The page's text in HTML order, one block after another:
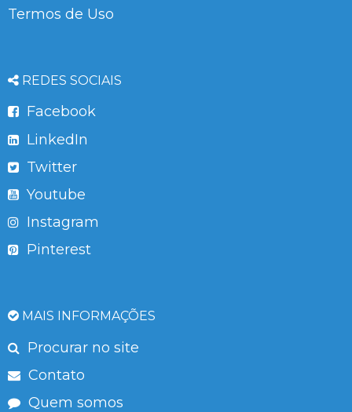
Termos de Uso
REDES SOCIAIS
Facebook
LinkedIn
Twitter
Youtube
Instagram
Pinterest
MAIS INFORMAÇÕES
Procurar no site
Contato
Quem somos